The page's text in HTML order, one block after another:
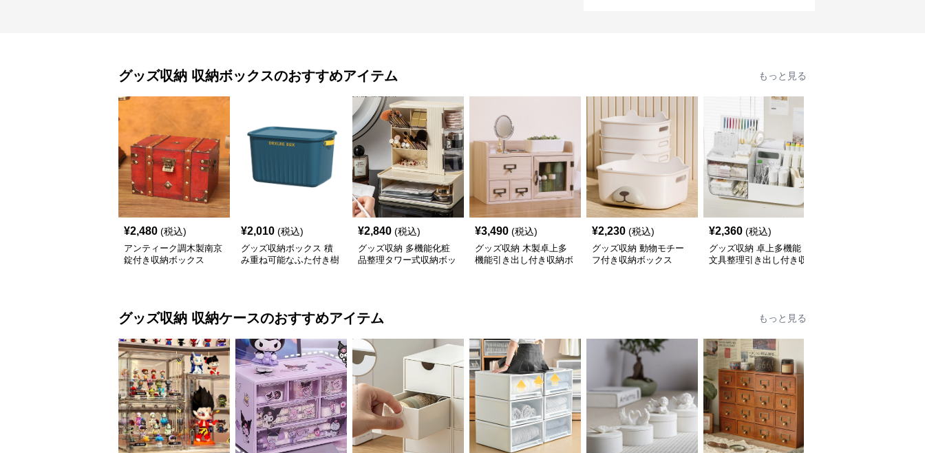
グッズ収納 収納ボックスのおすすめアイテム もっと見る
¥2,480 (税込)
アンティーク調木製南京
錠付き収納ボックス
¥2,010 (税込)
グッズ収納ボックス 積
み重ね可能なふた付き樹
¥2,840 (税込)
グッズ収納 多機能化粧
品整理タワー式収納ボッ
¥3,490 (税込)
グッズ収納 木製卓上多
機能引き出し付き収納ボ
¥2,230 (税込)
グッズ収納 動物モチー
フ付き収納ボックス
¥2,360 (税込)
グッズ収納 卓上多機能
文具整理引き出し付き収
グッズ収納 収納ケースのおすすめアイテム もっと見る